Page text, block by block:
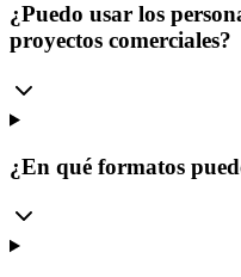
¿Puedo usar los
proyectos comerciales?
¿En qué formatos